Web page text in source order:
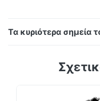
Τα κυριότερα σημεία
εργαλείο συντήρησης